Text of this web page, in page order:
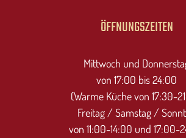
ÖFFNUNGSZEITEN
Mittwoch und
von 17:00 bis 24:00
(Warme Küche von 17:30-
Freitag / Samstag /
von 11:00-14:00 und 17:00-